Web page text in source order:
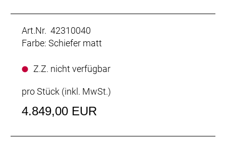
Art.Nr. 42310040
Farbe: Schiefer matt
Z.Z. nicht verfügbar
pro Stück (inkl. MwSt.)
4.849,00 EUR